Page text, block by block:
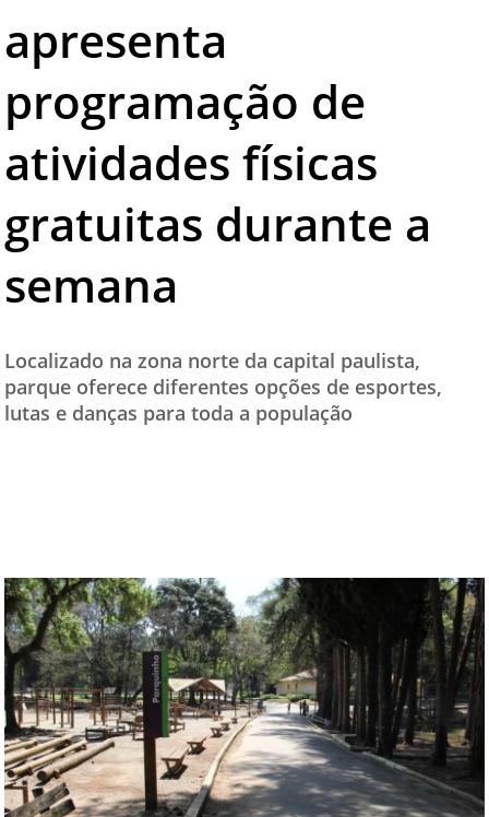
TESTADO E APROVADO
PARCEIROS
QUEM SOMOS - EQUIPE
CONTATO
apresenta
programação de
atividades físicas
gratuitas durante a
semana
Localizado na zona norte da capital paulista,
parque oferece diferentes opções de esportes,
lutas e danças para toda a população